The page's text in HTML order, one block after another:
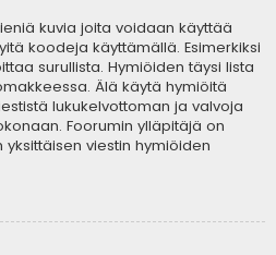
kuvia joita voidaan käyttää
koodeja käyttämällä. Esimerkiksi
surullista. Hymiöiden täysi lista
Älä käytä hymiöitä
lukukelvottoman ja valvoja
Foorumin ylläpitäjä on
viestin hymiöiden